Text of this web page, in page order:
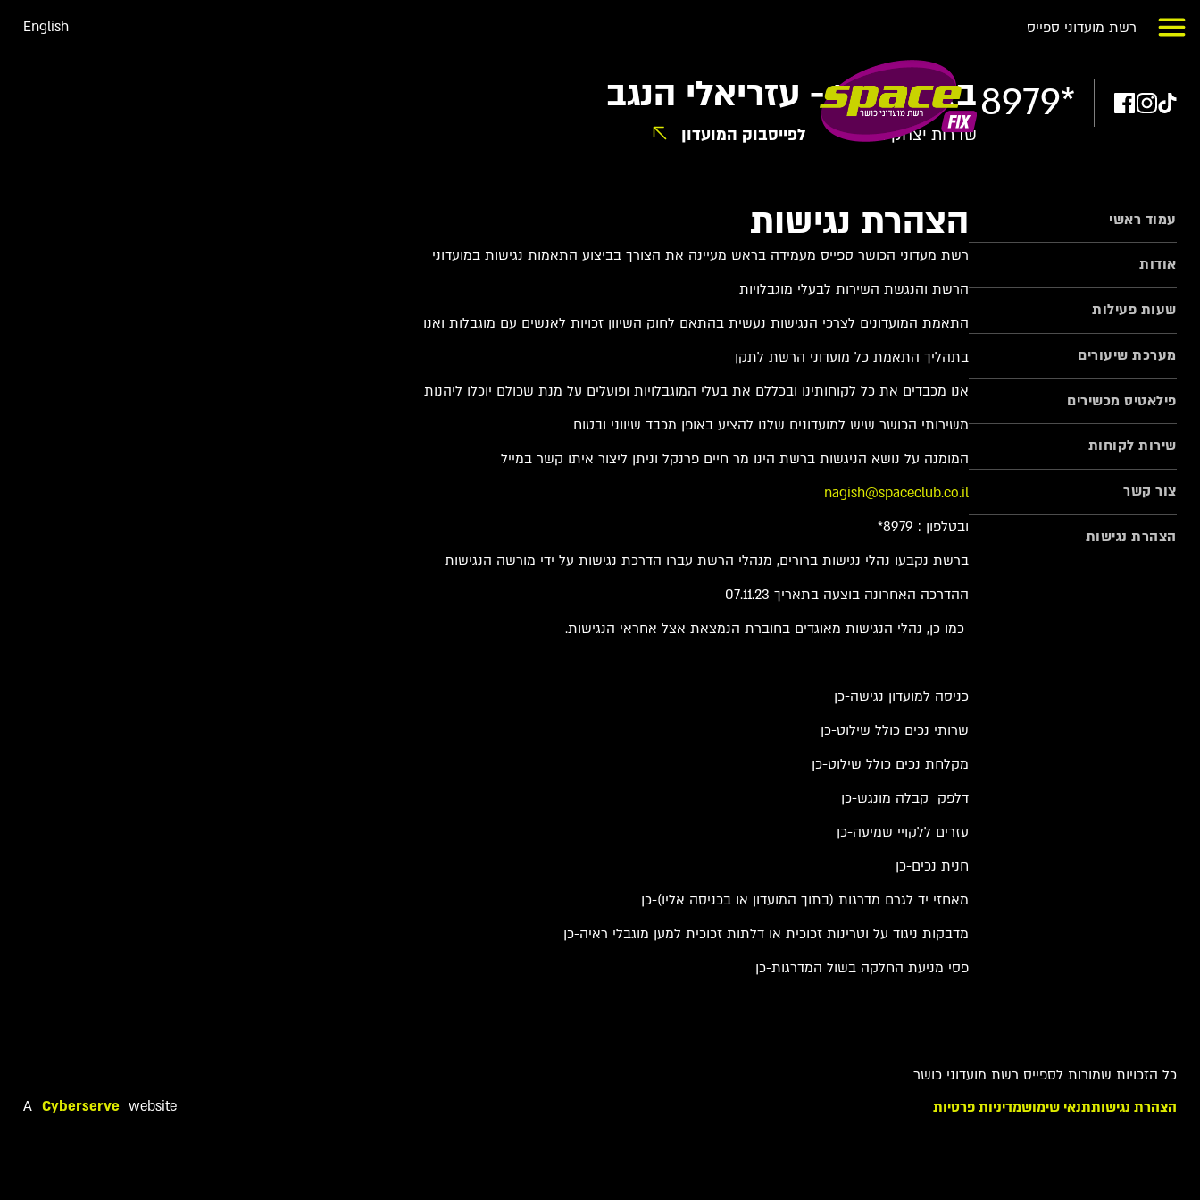
רשת מועדוני ספייס English
8979*באר שבע - עזריאלי הנגב
שדרות יצחק רגר 2 לפייסבוק המועדון
עמוד ראשי
אודות
שעות פעילות
מערכת שיעורים
פילאטיס מכשירים
שירות לקוחות
צור קשר
הצהרת נגישות
הצהרת נגישות
רשת מעדוני הכושר ספייס מעמידה בראש מעיינה את הצורך בביצוע התאמות נגישות במועדוני
הרשת והנגשת השירות לבעלי מוגבלויות
התאמת המועדונים לצרכי הנגישות נעשית בהתאם לחוק השיוון זכויות לאנשים עם מוגבלות ואנו
בתהליך התאמת כל מועדוני הרשת לתקן
אנו מכבדים את כל לקוחותינו ובכללם את בעלי המוגבלויות ופועלים על מנת שכולם יוכלו ליהנות
משירותי הכושר שיש למועדונים שלנו להציע באופן מכבד שיווני ובטוח
המומנה על נושא הניגשות ברשת הינו מר חיים פרנקל וניתן ליצור איתו קשר במייל
nagish@spaceclub.co.il
ובטלפון : 8979*
ברשת נקבעו נהלי נגישות ברורים, מנהלי הרשת עברו הדרכת נגישות על ידי מורשה הנגישות
ההדרכה האחרונה בוצעה בתאריך 07.11.23
כמו כן, נהלי הנגישות מאוגדים בחוברת הנמצאת אצל אחראי הנגישות.
כניסה למועדון נגישה-כן
שרותי נכים כולל שילוט-כן
מקלחת נכים כולל שילוט-כן
דלפק קבלה מונגש-כן
עזרים ללקויי שמיעה-כן
חנית נכים-כן
מאחזי יד לגרם מדרגות (בתוך המועדון או בכניסה אליו)-כן
מדבקות ניגוד על וטרינות זכוכית או דלתות זכוכית למען מוגבלי ראיה-כן
פסי מניעת החלקה בשול המדרגות-כן
כל הזכויות שמורות לספייס רשת מועדוני כושר
הצהרת נגישותתנאי שימושמדיניות פרטיות A Cyberserve website